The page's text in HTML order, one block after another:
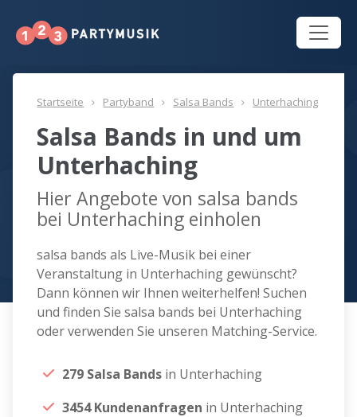
Startseite Partyband Salsa Bands Unterhaching
Salsa Bands in und um
Unterhaching
Hier Angebote von salsa bands
bei Unterhaching einholen
salsa bands als Live-Musik bei einer
Veranstaltung in Unterhaching gewünscht?
Dann können wir Ihnen weiterhelfen! Suchen
und finden Sie salsa bands bei Unterhaching
oder verwenden Sie unseren Matching-Service.
279 Salsa Bands in Unterhaching
3454 Kundenanfragen in Unterhaching